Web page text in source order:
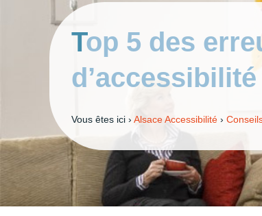
Top 5 des erreurs à éviter lors de l’installation de solutions
d’accessibilité
Vous êtes ici › Alsace Accessibilité ›